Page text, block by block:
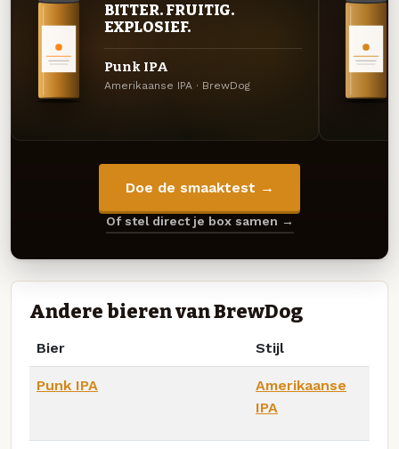
BITTER. FRUITIG.
EXPLOSIEF.
Punk IPA
Amerikaanse IPA · BrewDog
Doe de smaaktest →
Of stel direct je box samen →
Andere bieren van BrewDog
Bier Stijl
Punk IPA
Amerikaanse
IPA